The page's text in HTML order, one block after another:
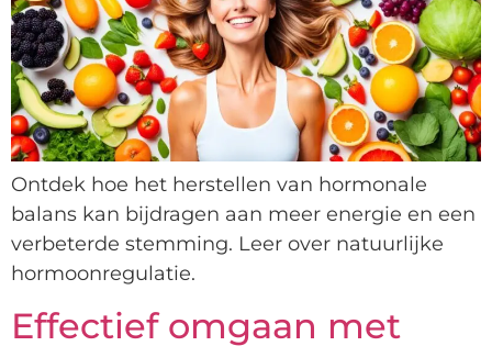
Ontdek hoe het herstellen van hormonale
balans kan bijdragen aan meer energie en een
verbeterde stemming. Leer over natuurlijke
hormoonregulatie.
Effectief omgaan met